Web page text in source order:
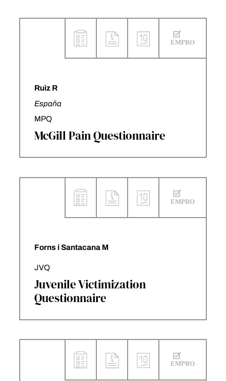
Ruiz R
España
MPQ
McGill Pain Questionnaire
Forns i Santacana M
JVQ
Juvenile Victimization
Questionnaire